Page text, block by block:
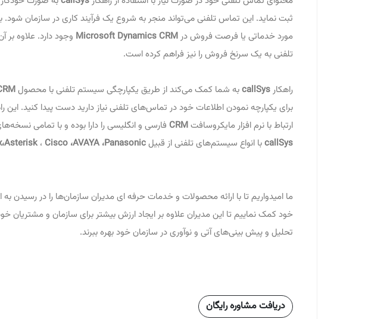
ثبت نماید. این تماس تلفنی می‌تواند منجر به شروع یک فرآیند کاری در سازمان
مورد خدماتی یا فرصت فروش درMicrosoft Dynamics CRM وجود دارد. علاوه بر
تلفنی به یک سرنخ فروش را نیز فراهم کرده است.
راهکارcallSysبه شما کمک می‌کند از طریق یکپارچگی سیستم تلفنی با محصول
برای یکپارچه نمودن اطلاعات خود در تماس‌های تلفنی نیاز دارید دست پیدا کنید.
ارتباط با نرم افزار مایکروسافتCRM فارسی و انگلیسی را دارا بوده و با تمامی
callSysبا انواع سیستم‌های تلفنی از قبیلPanasonic، AVAYA، Cisco ،Asterisk،
ما امیدواریم تا با ارائه محصولات و خدمات حرفه ای مدیران سازمان‌ها را در
خود کمک نماییم تا این مدیران علاوه بر ایجاد ارزش بیشتر برای سازمان و مشتریان
تحلیل و پیش بینی‌های آتی و نوآوری در سازمان خود بهره ببرند.
دریافت مشاوره رایگان